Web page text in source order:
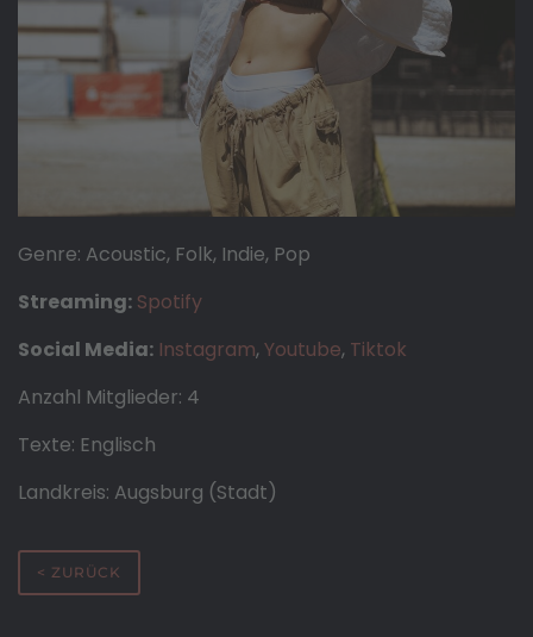
Genre: Acoustic, Folk, Indie, Pop
Streaming: Spotify
Social Media: Instagram, Youtube, Tiktok
Anzahl Mitglieder: 4
Texte: Englisch
Landkreis: Augsburg (Stadt)
< ZURÜCK